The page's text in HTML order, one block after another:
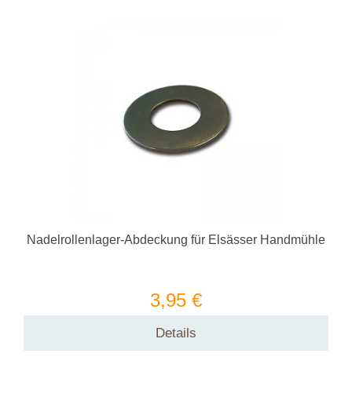
Nadelrollenlager-Abdeckung für Elsässer Handmühle
3,95 €
Details